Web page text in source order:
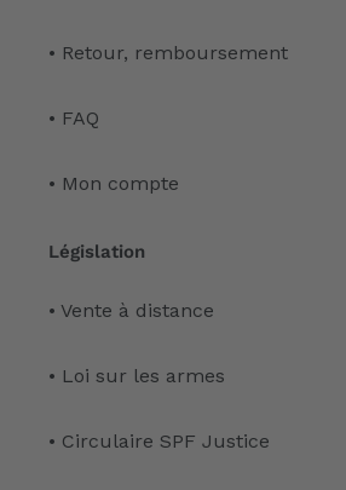
• Retour, remboursement
• FAQ
• Mon compte
Législation
• Vente à distance
• Loi sur les armes
• Circulaire SPF Justice